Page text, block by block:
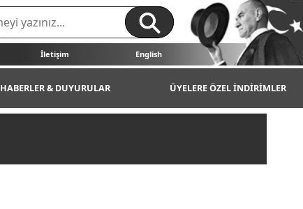
İletişim English
HABERLER & DUYURULAR ÜYELERE ÖZEL İNDİRİMLER